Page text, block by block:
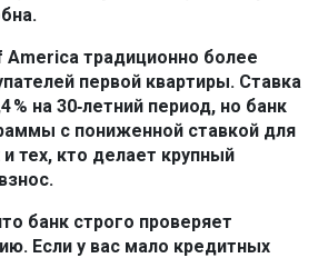
America традиционно более
первой квартиры. Ставка
% на 30‑летний период, но банк
с пониженной ставкой для
тех, кто делает крупный
банк строго проверяет
Если у вас мало кредитных